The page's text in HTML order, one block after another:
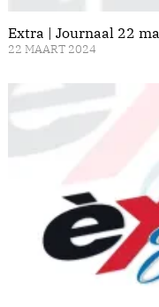
Extra | Journaal 22
22 MAART 2024